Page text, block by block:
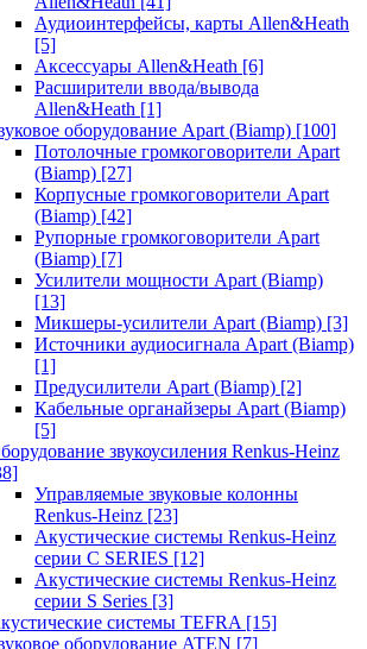
Аудиоинтерфейсы, карты Allen&Heath
[5]
Аксессуары Allen&Heath [6]
Расширители ввода/вывода
Allen&Heath [1]
оборудование Apart (Biamp) [100]
Потолочные громкоговорители Apart
(Biamp) [27]
Корпусные громкоговорители Apart
(Biamp) [42]
Рупорные громкоговорители Apart
(Biamp) [7]
Усилители мощности Apart (Biamp)
[13]
Микшеры-усилители Apart (Biamp) [3]
Источники аудиосигнала Apart (Biamp)
[1]
Предусилители Apart (Biamp) [2]
Кабельные органайзеры Apart (Biamp)
[5]
звукоусиления Renkus-Heinz
Управляемые звуковые колонны
Renkus-Heinz [23]
Акустические системы Renkus-Heinz
серии C SERIES [12]
Акустические системы Renkus-Heinz
серии S Series [3]
системы TEFRA [15]
оборудование ATEN [7]